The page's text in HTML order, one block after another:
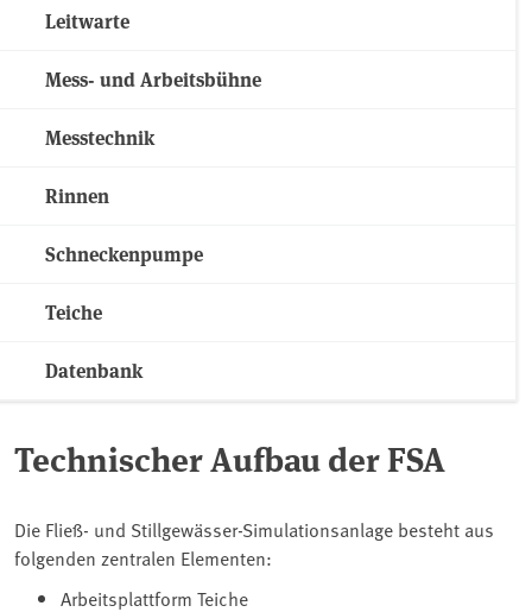
Leitwarte
Mess- und Arbeitsbühne
Messtechnik
Rinnen
Schneckenpumpe
Teiche
Datenbank
Technischer Aufbau der FSA
Die Fließ- und Stillgewässer-Simulationsanlage besteht aus
folgenden zentralen Elementen:
Arbeitsplattform Teiche